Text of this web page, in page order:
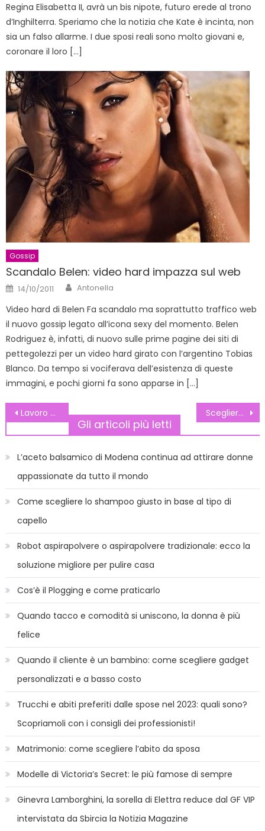
Regina Elisabetta II, avrà un bis nipote, futuro erede al trono
d’Inghilterra. Speriamo che la notizia che Kate è incinta, non
sia un falso allarme. I due sposi reali sono molto giovani e,
coronare il loro […]
Gossip
Scandalo Belen: video hard impazza sul web
Posted
on
14/10/2011 Author
Antonella
Video hard di Belen Fa scandalo ma soprattutto traffico web
il nuovo gossip legato all’icona sexy del momento. Belen
Rodriguez è, infatti, di nuovo sulle prime pagine dei siti di
pettegolezzi per un video hard girato con l’argentino Tobias
Blanco. Da tempo si vociferava dell’esistenza di queste
immagini, e pochi giorni fa sono apparse in […]
Navigazione
articoli
Lavoro e tutela delle donne Scegliere i prodotti per l’igiene orale
Gli articoli più letti
L’aceto balsamico di Modena continua ad attirare donne
appassionate da tutto il mondo
Come scegliere lo shampoo giusto in base al tipo di
capello
Robot aspirapolvere o aspirapolvere tradizionale: ecco la
soluzione migliore per pulire casa
Cos’è il Plogging e come praticarlo
Quando tacco e comodità si uniscono, la donna è più
felice
Quando il cliente è un bambino: come scegliere gadget
personalizzati e a basso costo
Trucchi e abiti preferiti dalle spose nel 2023: quali sono?
Scopriamoli con i consigli dei professionisti!
Matrimonio: come scegliere l’abito da sposa
Modelle di Victoria’s Secret: le più famose di sempre
Ginevra Lamborghini, la sorella di Elettra reduce dal GF VIP
intervistata da Sbircia la Notizia Magazine